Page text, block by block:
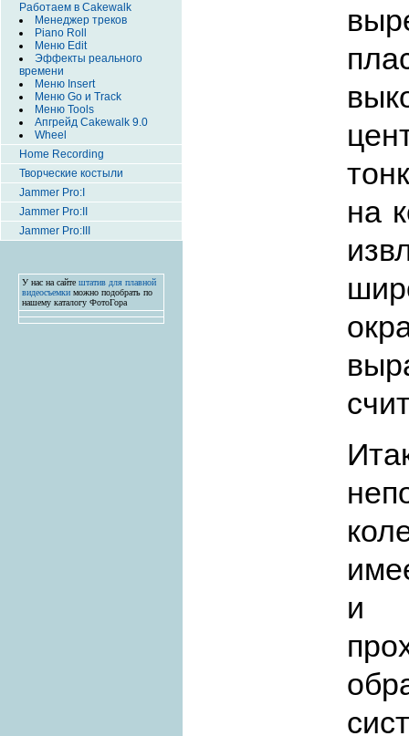
Работаем в Cakewalk
Менеджер треков
Piano Roll
Меню Edit
Эффекты реального
времени
Меню Insert
Меню Go и Track
Меню Tools
Апгрейд Cakewalk 9.0
Wheel
Home Recording
Творческие костыли
Jammer Pro:I
Jammer Pro:II
Jammer Pro:III
У нас на сайте штатив для плавной
видеосъемки можно подобрать по
нашему каталогу ФотоГора
на
и